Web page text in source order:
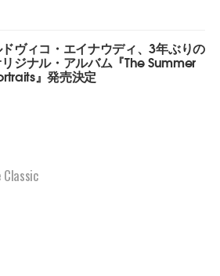
ヴィコ・エイナウディ、3年ぶりの
ジナル・アルバム『The Summer
』発売決定
Classic